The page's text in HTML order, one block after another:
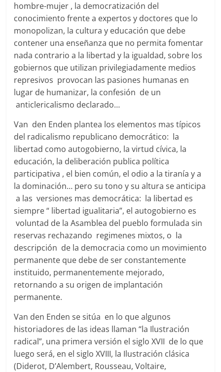
hombre-mujer , la democratización del
conocimiento frente a expertos y doctores que lo
monopolizan, la cultura y educación que debe
contener una enseñanza que no permita fomentar
nada contrario a la libertad y la igualdad, sobre los
gobiernos que utilizan privilegiadamente medios
represivos provocan las pasiones humanas en
lugar de humanizar, la confesión de un
anticlericalismo declarado…
Van den Enden plantea los elementos mas típicos
del radicalismo republicano democrático: la
libertad como autogobierno, la virtud cívica, la
educación, la deliberación publica política
participativa , el bien común, el odio a la tiranía y a
la dominación… pero su tono y su altura se anticipa
a las versiones mas democrática: la libertad es
siempre “ libertad igualitaria”, el autogobierno es
voluntad de la Asamblea del pueblo formulada sin
reservas rechazando regimenes mixtos, o la
descripción de la democracia como un movimiento
permanente que debe de ser constantemente
instituido, permanentemente mejorado,
retornando a su origen de implantación
permanente.
Van den Enden se sitúa en lo que algunos
historiadores de las ideas llaman “la Ilustración
radical”, una primera versión el siglo XVII de lo que
luego será, en el siglo XVIII, la Ilustración clásica
(Diderot, D’Alembert, Rousseau, Voltaire,